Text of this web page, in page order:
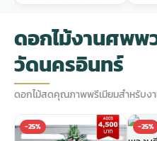
ดอกไม้งานศพพ
วัดนครอินทร์
ดอกไม้สดคุณภาพพรีเมียมสำหรับง
-25% -25%